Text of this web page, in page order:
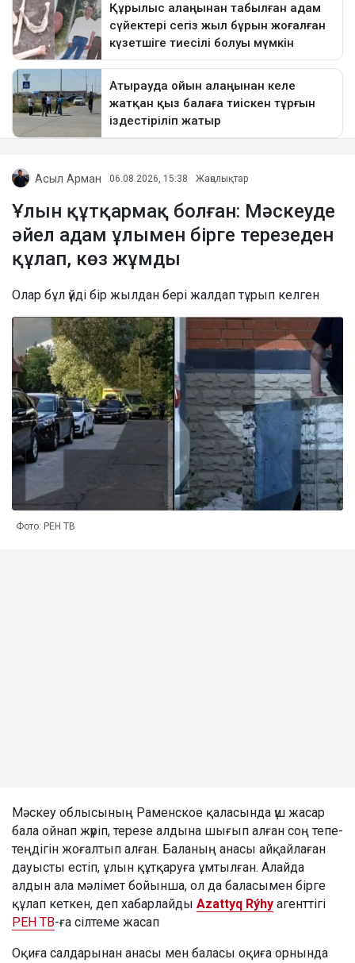
Асыл Арман 06.08.2026, 15:38 Жаңалықтар
Ұлын құтқармақ болған: Мәскеуде
әйел адам ұлымен бірге терезеден
құлап, көз жұмды
Олар бұл үйді бір жылдан бері жалдап тұрып келген
Фото: РЕН ТВ
Мәскеу облысының Раменское қаласында үш жасар
бала ойнап жүріп, терезе алдына шығып алған соң тепе-
теңдігін жоғалтып алған. Баланың анасы айқайлаған
дауысты естіп, ұлын құтқаруға ұмтылған. Алайда
алдын ала мәлімет бойынша, ол да баласымен бірге
құлап кеткен, деп хабарлайды Azattyq Rýhy агенттігі
РЕН ТВ-ға сілтеме жасап
Оқиға салдарынан анасы мен баласы оқиға орнында